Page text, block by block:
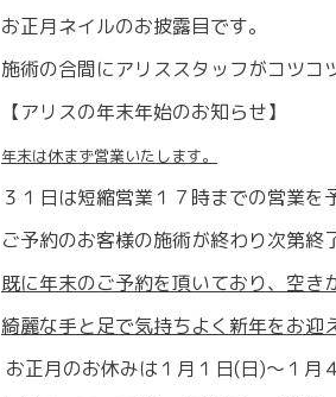
お正月ネイルのお披露目です。
施術の合間にアリススタッフがコツコ
【アリスの年末年始のお知らせ】
年末は休まず営業いたします。
３１日は短縮営業１７時までの営業を
ご予約のお客様の施術が終わり次第終
既に年末のご予約を頂いており、空き
綺麗な手と足で気持ちよく新年をお迎
お正月のお休みは１月１日(日)～１月